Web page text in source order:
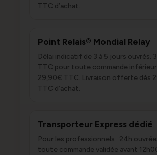
TTC d’achat.
Point Relais® Mondial Relay
Délai indicatif de 3 à 5 jours ouvrés.
TTC pour toute commande
29,90€ TTC. Livraison offerte dès
TTC d’achat.
Transporteur Express dédié
Pour les professionnels : 24h
toute commande validée avant